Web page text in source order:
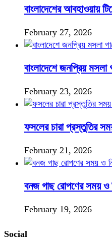
বাংলাদেশের আবহাওয়ায়
February 27, 2026
বাংলাদেশে জনপ্রিয়
February 23, 2026
ফসলের চারা প্রস্তুতির
February 21, 2026
বনজ গাছ রোপণের সময় ও
February 19, 2026
Social